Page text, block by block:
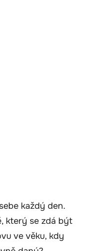
každý den.
který se zdá být
ve věku, kdy